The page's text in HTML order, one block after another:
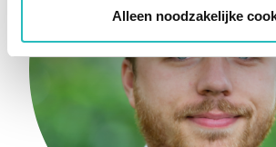
Alleen noodzakelijke